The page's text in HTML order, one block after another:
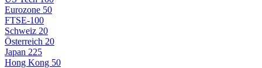
Eurozone 50
FTSE-100
Schweiz 20
Österreich 20
Japan 225
Hong Kong 50